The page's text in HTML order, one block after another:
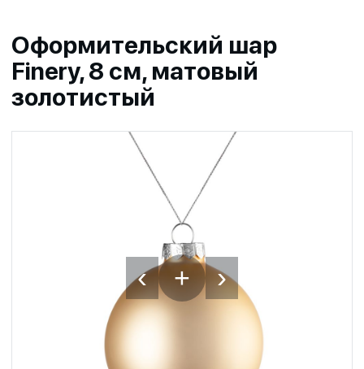
Оформительский шар
Finery, 8 см, матовый
золотистый
‹ + ›